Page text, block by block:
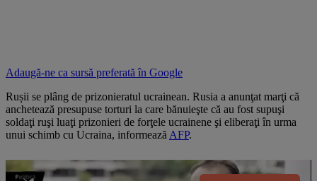
Adaugă-ne ca sursă preferată în Google
Rușii se plâng de prizonieratul ucrainean. Rusia a anunţat marţi că
anchetează presupuse torturi la care bănuieşte că au fost supuşi
soldaţi ruşi luaţi prizonieri de forţele ucrainene şi eliberaţi în urma
unui schimb cu Ucraina, informează AFP.